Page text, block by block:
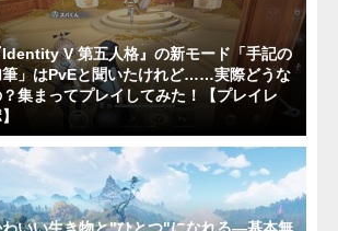
Identity V 第五人格』の新モード「手記の
筆」はPvEと聞いたけれど……実際どうな
集まってプレイしてみた！【プレイレ